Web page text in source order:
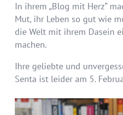
In ihrem „Blog mit Herz“
Mut, ihr Leben so gut wie
die Welt mit ihrem Dasein
machen.
Ihre geliebte und
Senta ist leider am 5.